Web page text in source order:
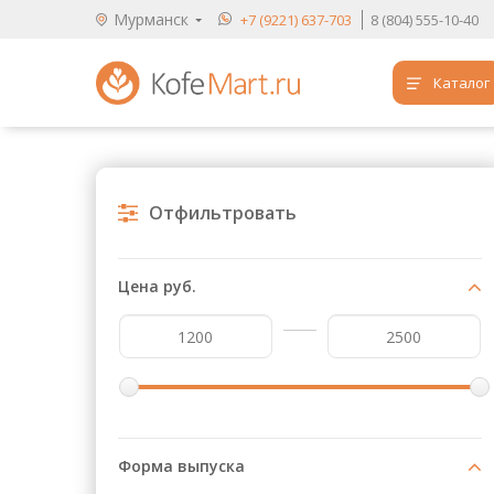
Мурманск +7 (9221) 637-703 8 (804) 555-10-40
Каталог
Кофе
Продукты для HoReCa
Расходники для кофеен
Отфильтровать
Цена руб.
Форма выпуска